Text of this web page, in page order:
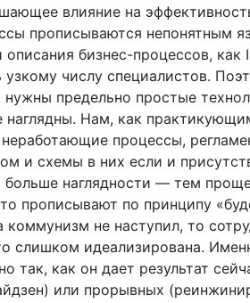
влияние на
прописываются непонятным
бизнес-процессов, как
числу специалистов.
нужны предельно простые
наглядны. Нам, как
неработающие процессы,
и схемы в них если и
наглядности — тем
прописывают по принципу
коммунизм не наступил, то
слишком идеализирована.
так, как он дает результат
или прорывных